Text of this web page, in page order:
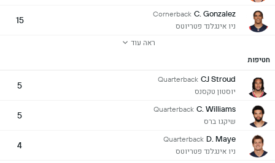
C. Gonzalez
Cornerback
ניו אינגלנד פטריוטס
15
ראה עוד
חטיפות
CJ Stroud
Quarterback
יוסטון טקסנס
5
C. Williams
Quarterback
שיקגו ברס
5
D. Maye
Quarterback
ניו אינגלנד פטריוטס
4